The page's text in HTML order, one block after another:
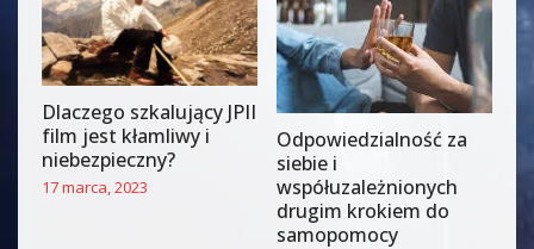
Dlaczego szkalujący JPII
film jest kłamliwy i
niebezpieczny?
17 marca, 2023
Odpowiedzialność za
siebie i
współuzależnionych
drugim krokiem do
samopomocy